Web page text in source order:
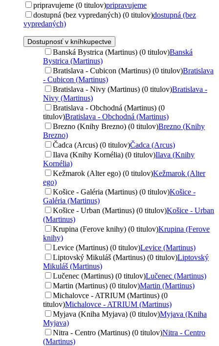
pripravujeme (0 titulov)pripravujeme
dostupná (bez vypredaných) (0 titulov)dostupná (bez
vypredaných)
Dostupnosť v kníhkupectve
Banská Bystrica (Martinus) (0 titulov)Banská
Bystrica (Martinus)
Bratislava - Cubicon (Martinus) (0 titulov)Bratislava
- Cubicon (Martinus)
Bratislava - Nivy (Martinus) (0 titulov)Bratislava -
Nivy (Martinus)
Bratislava - Obchodná (Martinus) (0
titulov)Bratislava - Obchodná (Martinus)
Brezno (Knihy Brezno) (0 titulov)Brezno (Knihy
Brezno)
Čadca (Arcus) (0 titulov)Čadca (Arcus)
Ilava (Knihy Kornélia) (0 titulov)Ilava (Knihy
Kornélia)
Kežmarok (Alter ego) (0 titulov)Kežmarok (Alter
ego)
Košice - Galéria (Martinus) (0 titulov)Košice -
Galéria (Martinus)
Košice - Urban (Martinus) (0 titulov)Košice - Urban
(Martinus)
Krupina (Ferove knihy) (0 titulov)Krupina (Ferove
knihy)
Levice (Martinus) (0 titulov)Levice (Martinus)
Liptovský Mikuláš (Martinus) (0 titulov)Liptovský
Mikuláš (Martinus)
Lučenec (Martinus) (0 titulov)Lučenec (Martinus)
Martin (Martinus) (0 titulov)Martin (Martinus)
Michalovce - ATRIUM (Martinus) (0
titulov)Michalovce - ATRIUM (Martinus)
Myjava (Kniha Myjava) (0 titulov)Myjava (Kniha
Myjava)
Nitra - Centro (Martinus) (0 titulov)Nitra - Centro
(Martinus)